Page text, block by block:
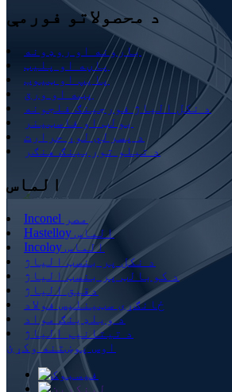
د محصولاتو فورمې
بارونه او روډونه
پاڼه او پلیټ
پایپ او ټیوب
پټه او ورق
د نکل الیاژ فورجینګ فلجونه
بولټ او فاسټینر
د پسرلي لوړ حرارت
د تیلو توربینګ هنګر
الماس
Inconel مصر
Hastelloy الماس
Incoloy الماس
د نکل پر بنسټ الیاژ
د کوبالټ پر بنسټ الیاژ
دقیق الیاژ
ځانګړی سټینلیس فولاد
د ویلډینګ مواد
د تیتانیم الیاژ
اوس پوښتنه وکړئ